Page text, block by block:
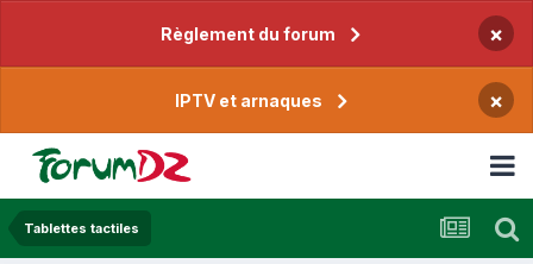
Règlement du forum ×
IPTV et arnaques ×
Tablettes tactiles